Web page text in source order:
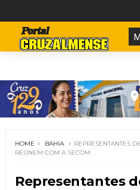
HOME BAHIA
REPRESENTANTES
REÚNEM COM A SECOM
Representantes